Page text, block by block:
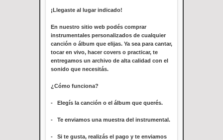
¡Llegaste al lugar indicado!
En nuestro sitio web podés comprar
instrumentales personalizados de cualquier
canción o álbum que elijas. Ya sea para cantar,
tocar en vivo, hacer covers o practicar, te
entregamos un archivo de alta calidad con el
sonido que necesitás.
¿Cómo funciona?
- Elegís la canción o el álbum que querés.
- Te enviamos una muestra del instrumental.
- Si te gusta, realizás el pago y te enviamos